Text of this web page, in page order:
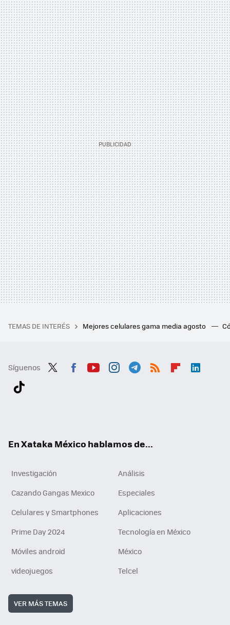
TEMAS DE INTERÉS Mejores celulares gama media agosto
Síguenos
En Xataka México hablamos de...
Investigación
Análisis
Cazando Gangas Mexico
Especiales
Celulares y Smartphones
Aplicaciones
Prime Day 2024
Tecnología en México
Móviles android
México
videojuegos
Telcel
VER MÁS TEMAS